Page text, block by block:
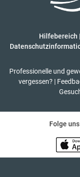
Hilfebereich |
Professionelle und
vergessen? |
Folge